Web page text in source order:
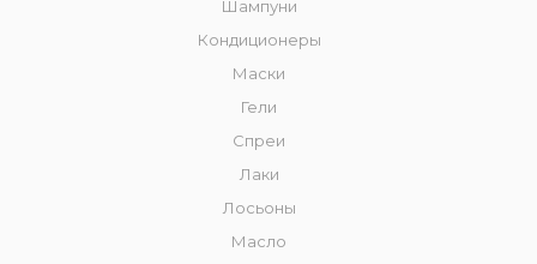
Шампуни
Кондиционеры
Маски
Гели
Спреи
Лаки
Лосьоны
Масло